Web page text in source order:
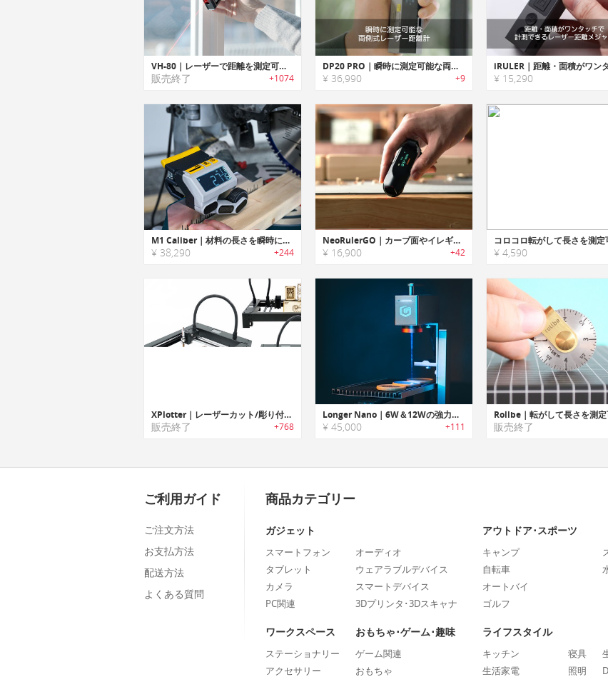
VH-80｜レーザーで距離を測定可能なスマートメジャー「VH-80」
販売終了 +1074
DP20 PRO｜瞬時に測定可能な両側式レーザー距離計
¥ 36,990 +9 ¥ 15,290
M1 Caliber｜材料の長さを瞬時に測れるDIYメジャー「M1キャリバー」
¥ 38,290 +244
NeoRulerGO｜カーブ面やイレギュラーな表面を測定できるコンパクトルーラー
¥ 16,900 +42 ¥ 4,590
XPlotter｜レーザーカット/彫り付け可能なデスクトップ作図装置「Xプロッター」
販売終了 +768
Longer Nano｜6W＆12Wの強力なポータブルレーザー彫刻機
¥ 45,000 +111 販売終了
ご利用ガイド
ご注文方法
お支払方法
配送方法
よくある質問
商品カテゴリー
ガジェット
スマートフォン
タブレット
カメラ
PC関連
オーディオ
ウェアラブルデバイス
スマートデバイス
3Dプリンタ･3Dスキャナ
アウトドア･スポーツ
キャンプ
自転車
オートバイ
ゴルフ
ワークスペース
ステーショナリー
アクセサリー
おもちゃ･ゲーム･趣味
ゲーム関連
おもちゃ
ライフスタイル
キッチン
生活家電
寝具
照明